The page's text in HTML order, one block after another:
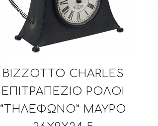
BIZZOTTO CHARLES
ΕΠΙΤΡΑΠΕΖΙΟ ΡΟΛΟΙ
“ΤΗΛΕΦΩΝΟ” ΜΑΥΡΟ